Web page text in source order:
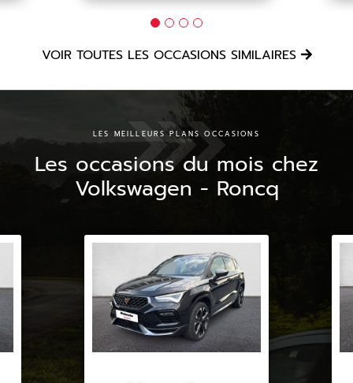
VOIR TOUTES LES OCCASIONS SIMILAIRES
LES MEILLEURS PLANS OCCASIONS
Les occasions du mois chez
Volkswagen - Roncq